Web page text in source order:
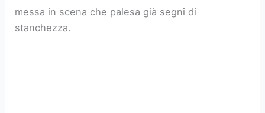
messa in scena che palesa già segni di
stanchezza.